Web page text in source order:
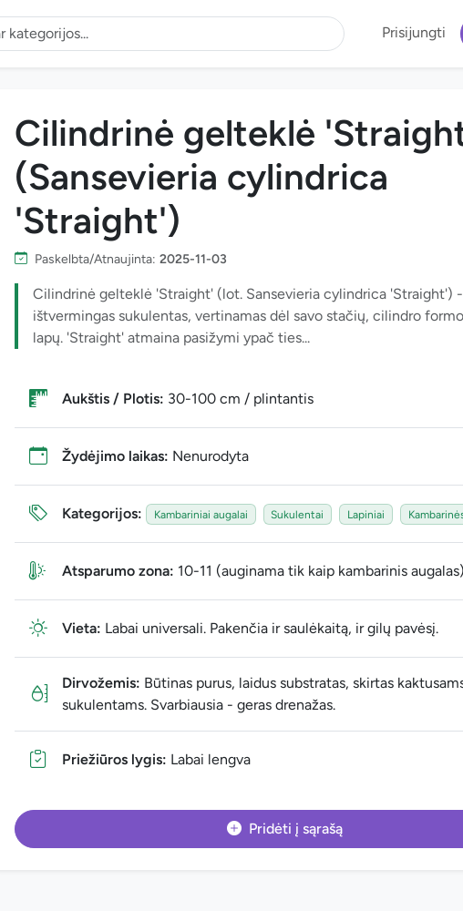
Prisijungti
Cilindrinė gelteklė
(Sansevieria cylindrica
'Straight')
Paskelbta/Atnaujinta: 2025-11-03
Cilindrinė gelteklė 'Straight' (lot. Sansevieria cylindrica 'Straight')
ištvermingas sukulentas, vertinamas dėl savo stačių, cilindro
lapų. 'Straight' atmaina pasižymi ypač ties...
Aukštis / Plotis: 30-100 cm / plintantis
Žydėjimo laikas: Nenurodyta
Kategorijos: Kambariniai augalai Sukulentai Lapiniai
Atsparumo zona: 10-11 (auginama tik kaip kambarinis augalas)
Vieta: Labai universali. Pakenčia ir saulėkaitą, ir gilų pavėsį.
Dirvožemis: Būtinas purus, laidus substratas, skirtas
sukulentams. Svarbiausia - geras drenažas.
Priežiūros lygis: Labai lengva
Pridėti į sąrašą